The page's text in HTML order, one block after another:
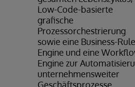
Low-Code-basierte
grafische
Prozessorchestrierung
sowie eine Business-
Engine und eine
Engine zur
unternehmensweiter
Geschäftsprozesse